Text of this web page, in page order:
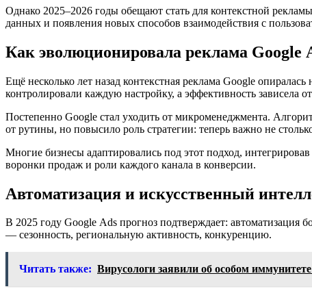
Однако 2025–2026 годы обещают стать для контекстной
данных и появления новых способов взаимодействия с
Как эволюционировала реклама Google
Ещё несколько лет назад контекстная реклама Google
контролировали каждую настройку, а эффективность зависела
Постепенно Google стал уходить от микроменеджмента.
от рутины, но повысило роль стратегии: теперь важно не
Многие бизнесы адаптировались под этот подход,
воронки продаж и роли каждого канала в конверсии.
Автоматизация и искусственный
В 2025 году Google Ads прогноз подтверждает: автоматизация
— сезонность, региональную активность, конкуренцию.
Читать также: Вирусологи заявили об особом